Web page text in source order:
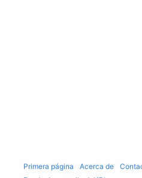
Primera página Acerca de